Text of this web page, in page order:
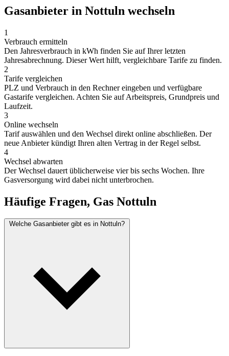
Gasanbieter in Nottuln wechseln
1
Verbrauch ermitteln
Den Jahresverbrauch in kWh finden Sie auf Ihrer letzten
Jahresabrechnung. Dieser Wert hilft, vergleichbare Tarife zu finden.
2
Tarife vergleichen
PLZ und Verbrauch in den Rechner eingeben und verfügbare
Gastarife vergleichen. Achten Sie auf Arbeitspreis, Grundpreis und
Laufzeit.
3
Online wechseln
Tarif auswählen und den Wechsel direkt online abschließen. Der
neue Anbieter kündigt Ihren alten Vertrag in der Regel selbst.
4
Wechsel abwarten
Der Wechsel dauert üblicherweise vier bis sechs Wochen. Ihre
Gasversorgung wird dabei nicht unterbrochen.
Häufige Fragen, Gas Nottuln
Welche Gasanbieter gibt es in Nottuln?